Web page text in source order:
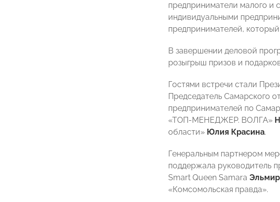
предприниматели малого и
индивидуальными
предпринимателей,
В завершении деловой
розыгрыш призов и
Гостями встречи стали
Председатель Самарского
предпринимателей по
«ТОП-МЕНЕДЖЕР. ВОЛГА»
области» Юлия Красина.
Генеральным партнером
поддержала руководитель
Smart Queen Samara
«Комсомольская правда».